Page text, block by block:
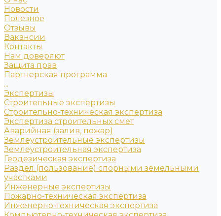
Новости
Полезное
Отзывы
Вакансии
Контакты
Нам доверяют
Защита прав
Партнерская программа
...
Экспертизы
Строительные экспертизы
Строительно-техническая экспертиза
Экспертиза строительных смет
Аварийная (залив, пожар)
Землеустроительные экспертизы
Землеустроительная экспертиза
Геодезическая экспертиза
Раздел (пользование) спорными земельными
участками
Инженерные экспертизы
Пожарно-техническая экспертиза
Инженерно-техническая экспертиза